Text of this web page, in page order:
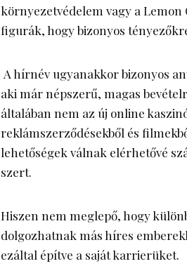
környezetvédelem vagy a
figurák, hogy bizonyos
A hírnév ugyanakkor bizonyos
aki már népszerű, magas
általában nem az új online
reklámszerződésekből és
lehetőségek válnak elérhetővé
szert.
Hiszen nem meglepő, hogy
dolgozhatnak más híres
ezáltal építve a saját karrierüket.